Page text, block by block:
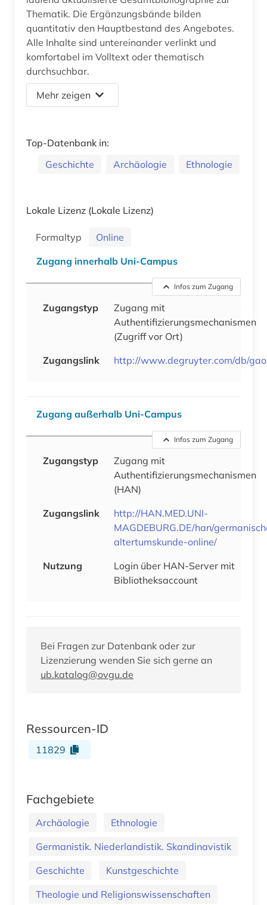
Thematik. Die Ergänzungsbände bilden
quantitativ den Hauptbestand des Angebotes.
Alle Inhalte sind untereinander verlinkt und
komfortabel im Volltext oder thematisch
durchsuchbar.
Mehr zeigen
Top-Datenbank in:
Geschichte
Archäologie Ethnologie
Lokale Lizenz (Lokale Lizenz)
Formaltyp
Online
Zugang innerhalb Uni-Campus
Infos zum Zugang
Zugangstyp
Zugang mit
Authentifizierungsmechanismen
(Zugriff vor Ort)
Zugangslink
http://www.degruyter.com/db/gao
Zugang außerhalb Uni-Campus
Infos zum Zugang
Zugangstyp
Zugang mit
Authentifizierungsmechanismen
(HAN)
Zugangslink
http://HAN.MED.UNI-
MAGDEBURG.DE/han/
altertumskunde-online/
Nutzung
Login über HAN-Server mit
Bibliotheksaccount
Bei Fragen zur Datenbank oder zur
Lizenzierung wenden Sie sich gerne an
ub.katalog@ovgu.de
Ressourcen-ID
11829
Fachgebiete
Archäologie
Ethnologie
Germanistik. Niederlandistik. Skandinavistik
Geschichte
Kunstgeschichte
Theologie und Religionswissenschaften